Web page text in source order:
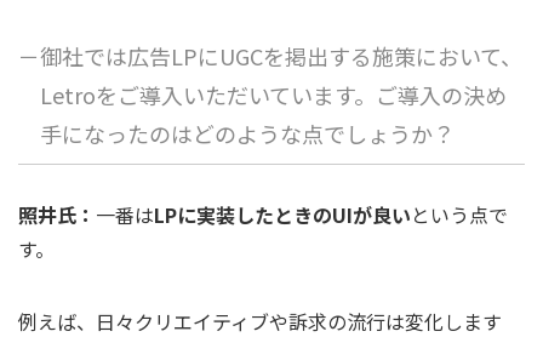
－御社では広告LPにUGCを掲出する施策において、
Letroをご導入いただいています。ご導入の決め
手になったのはどのような点でしょうか？
照井氏： 一番はLPに実装したときのUIが良いという点で
す。
例えば、日々クリエイティブや訴求の流行は変化します